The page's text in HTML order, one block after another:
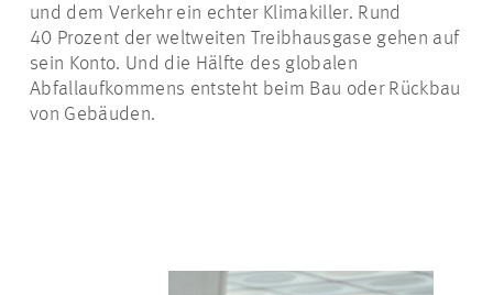
und dem Verkehr ein echter Klimakiller. Rund
40 Prozent der weltweiten Treibhausgase gehen auf
sein Konto. Und die Hälfte des globalen
Abfallaufkommens entsteht beim Bau oder Rückbau
von Gebäuden.